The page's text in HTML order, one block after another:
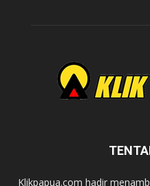
Klikpapua.com hadir